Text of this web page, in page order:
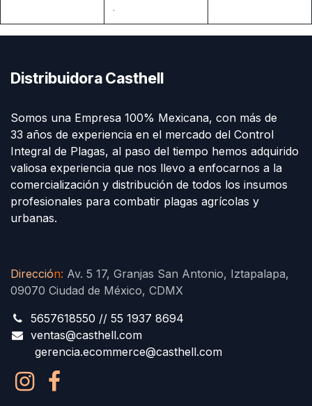
.
Distribuidora Casthell
Somos una Empresa 100% Mexicana, con más de
33 años de experiencia en el mercado del Control
Integral de Plagas, al paso del tiempo hemos adquirido
valiosa experiencia que nos llevo a enfocarnos a la
comercialización y distribución de todos los insumos
profesionales para combatir plagas agrícolas y
urbanas.
Dirección: Av. 5 17, Granjas San Antonio, Iztapalapa,
09070 Ciudad de México, CDMX
5657618550 // 55 1937 8694
ventas@casthell.com
gerencia.ecommerce@casthell.com